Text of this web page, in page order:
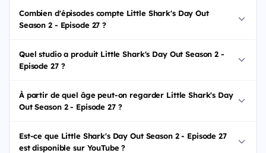
Combien d'épisodes compte Little Shark's Day Out
Season 2 - Episode 27 ?
Quel studio a produit Little Shark's Day Out Season 2 -
Episode 27 ?
À partir de quel âge peut-on regarder Little Shark's Day
Out Season 2 - Episode 27 ?
Est-ce que Little Shark's Day Out Season 2 - Episode 27
est disponible sur YouTube ?